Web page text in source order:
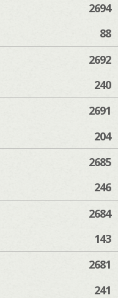
2694
88
2692
240
2691
204
2685
246
2684
143
2681
241